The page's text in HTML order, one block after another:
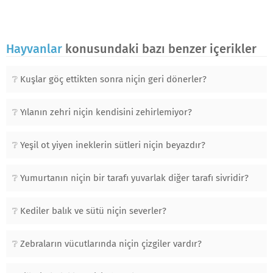
Hayvanlar konusundaki bazı benzer içerikler
Kuşlar göç ettikten sonra niçin geri dönerler?
Yılanın zehri niçin kendisini zehirlemiyor?
Yeşil ot yiyen ineklerin sütleri niçin beyazdır?
Yumurtanın niçin bir tarafı yuvarlak diğer tarafı sivridir?
Kediler balık ve sütü niçin severler?
Zebraların vücutlarında niçin çizgiler vardır?